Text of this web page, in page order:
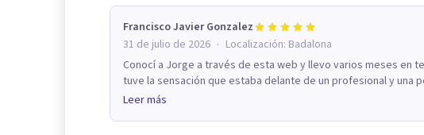
Francisco Javier Gonzalez
31 de julio de 2026 · Localización: Badalona
Conocí a Jorge a través de esta web y llevo varios meses en
tuve la sensación que estaba delante de un profesional y una
Leer más